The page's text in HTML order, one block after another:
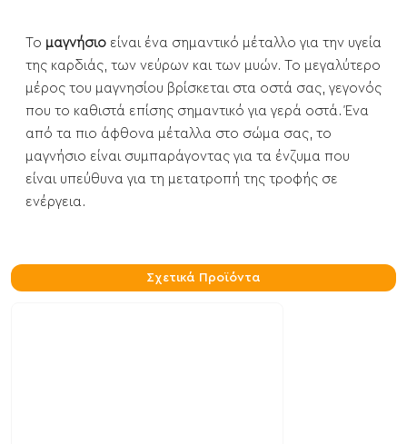
Το μαγνήσιο είναι ένα σημαντικό μέταλλο για την υγεία
της καρδιάς, των νεύρων και των μυών. Το μεγαλύτερο
μέρος του μαγνησίου βρίσκεται στα οστά σας, γεγονός
που το καθιστά επίσης σημαντικό για γερά οστά. Ένα
από τα πιο άφθονα μέταλλα στο σώμα σας, το
μαγνήσιο είναι συμπαράγοντας για τα ένζυμα που
είναι υπεύθυνα για τη μετατροπή της τροφής σε
ενέργεια.
Σχετικά Προϊόντα